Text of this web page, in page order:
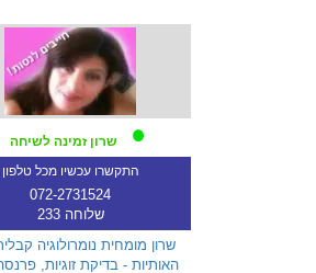
שרון זמינה לשיחה
התקשרו עכשיו מכל טלפון
072-2731524
שלוחה 233
שרון מומחית נומרולוגיה
האותיות - בדיקת זוגיות,